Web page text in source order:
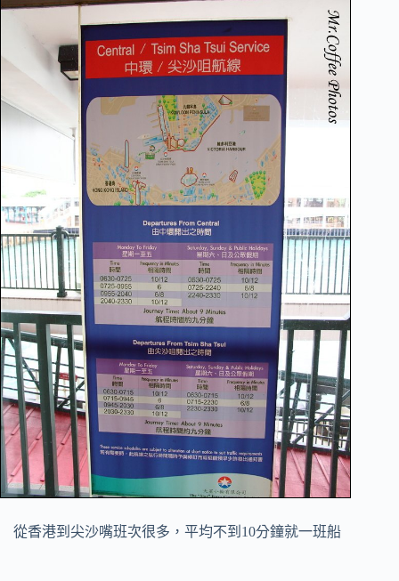
從香港到尖沙嘴班次很多，平均不到10分鐘就一班船